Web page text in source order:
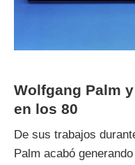
Wolfgang Palm
en los 80
De sus trabajos
Palm acabó